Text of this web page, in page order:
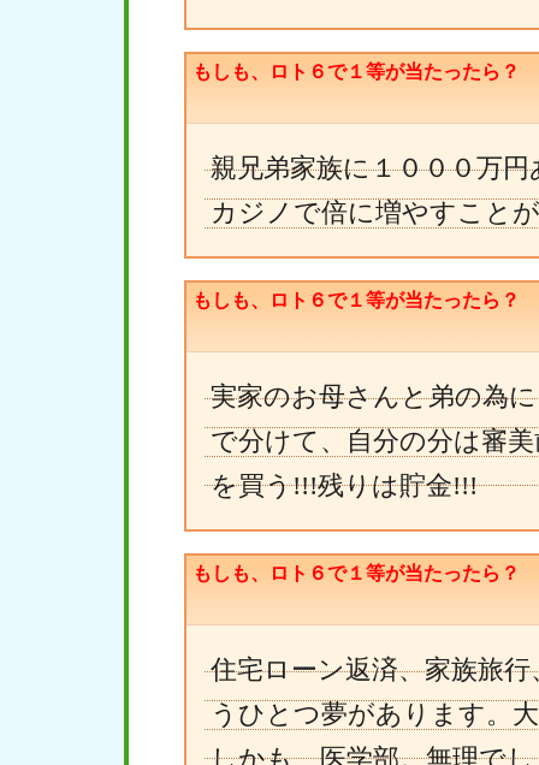
もしも、ロト６で１等が当たったら？
親兄弟家族に１０００万
カジノで倍に増やすこと
もしも、ロト６で１等が当たったら？
実家のお母さんと弟の為
で分けて、自分の分は審
を買う!!!残りは貯金!!!
もしも、ロト６で１等が当たったら？
住宅ローン返済、家族旅
うひとつ夢があります。
しかも、医学部。無理で